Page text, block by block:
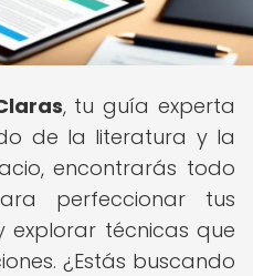
, tu guía experta
de la literatura y la
encontrarás todo
perfeccionar tus
explorar técnicas que
¿Estás buscando